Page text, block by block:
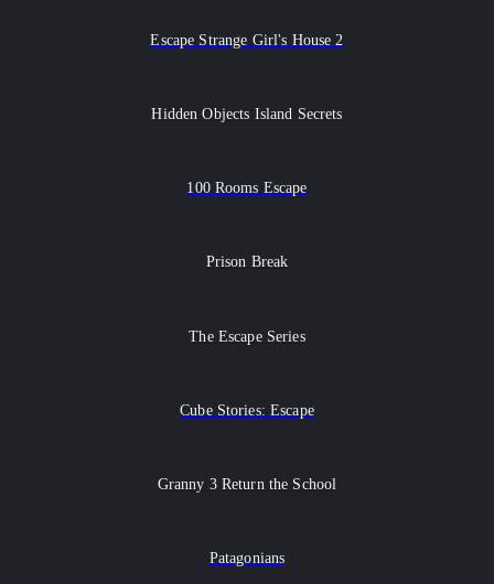
Escape Strange Girl's House 2
Hidden Objects Island Secrets
100 Rooms Escape
Prison Break
The Escape Series
Cube Stories: Escape
Granny 3 Return the School
Patagonians